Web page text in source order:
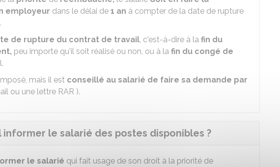
employeur dans le délai de 1 an à compter de la date de rupture
de rupture du contrat de travail, c'est-à-dire à la fin du
peu importe qu'il soit réalisé ou non, ou à la fin du congé de
mais il est conseillé au salarié de faire sa demande par
ou une lettre RAR ).
le salarié des postes disponibles ?
le salarié qui fait usage de son droit à la priorité de